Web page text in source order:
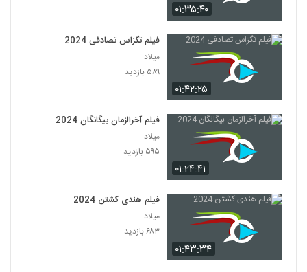
۰۱:۳۵:۴۰
۰۱:۴۲:۲۵
فیلم تگزاس تصادفی 2024
میلاد
۵۸۹ بازدید
۰۱:۲۴:۴۱
فیلم آخرالزمان بیگانگان 2024
میلاد
۵۹۵ بازدید
۰۱:۴۳:۳۴
فیلم هندی کشتن 2024
میلاد
۶۸۳ بازدید